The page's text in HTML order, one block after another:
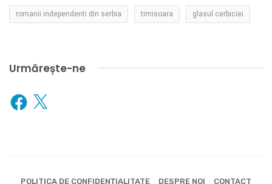
romanii independenti din serbia timisoara glasul cerbiciei
Urmărește-ne
Facebook
X
POLITICA DE CONFIDENȚIALITATE DESPRE NOI CONTACT